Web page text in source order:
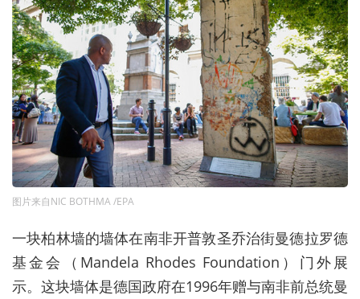
图片来自NIC BOTHMA /EPA
一块柏林墙的墙体在南非开普敦圣乔治街曼德拉罗德
基金会（Mandela Rhodes Foundation）门外展
示。这块墙体是德国政府在1996年赠与南非前总统曼